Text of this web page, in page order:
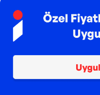
Agora Kitaplığı Agora
Kitaplığı Büyülü Fener
- Agora Kitaplığı
352,50TL
TL